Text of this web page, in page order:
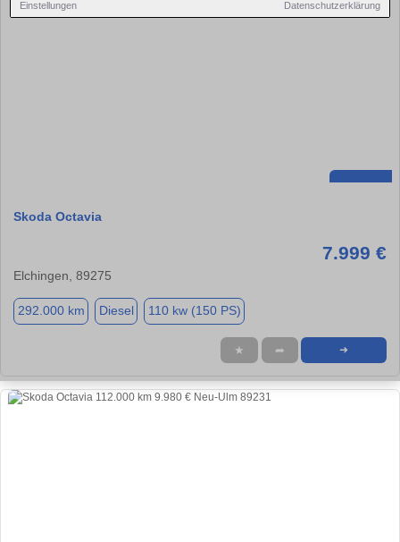
Einstellungen Datenschutzerklärung
Skoda Octavia
7.999 €
Elchingen, 89275
292.000 km Diesel 110 kw (150 PS)
★ ➦ ➜